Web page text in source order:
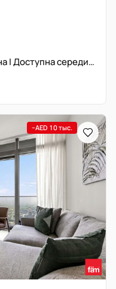
Люкс | Полностью меблирована | Доступна середина декабря
−AED 10 тыс.